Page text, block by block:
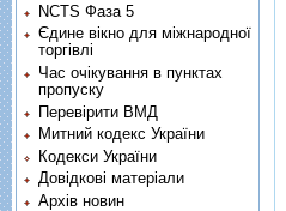
NCTS Фаза 5
Єдине вікно для міжнародної
торгівлі
Час очікування в пунктах
пропуску
Перевірити ВМД
Митний кодекс України
Кодекси України
Довідкові матеріали
Архів новин